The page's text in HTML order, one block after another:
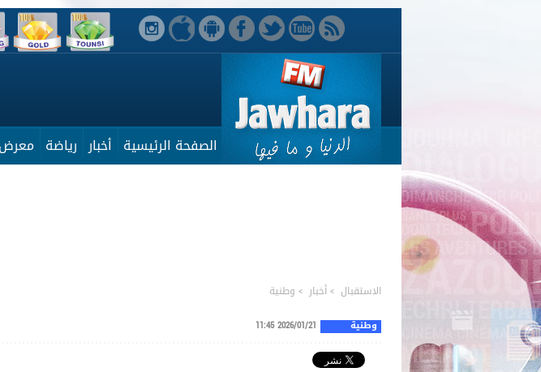
الصفحة الرئيسية أخبار رياضة معرض
الاستقبال >أخبار > وطنية
وطنية 2026/01/21 11:45